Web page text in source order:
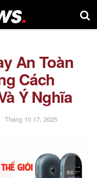
An Toàn
Cách
Ý Nghĩa
Tháng 10 17, 2025